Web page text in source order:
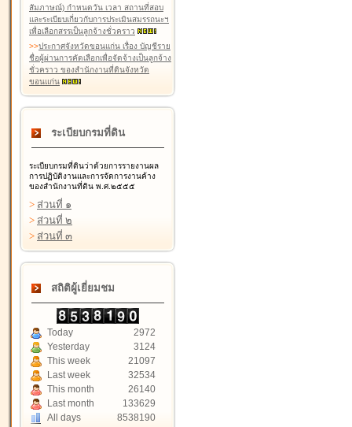
สัมภาษณ์) กำหนดวัน เวลา สถานที่สอบ
และระเบียบเกี่ยวกับการประเมินสมรรถนะฯ
เพื่อเลือกสรรเป็นลูกจ้างชั่วคราว
>>ประกาศจังหวัดขอนแก่น เรื่อง บัญชีราย
ชื่อผู้ผ่านการคัดเลือกเพื่อจัดจ้างเป็นลูกจ้าง
ชั่วคราว ของสำนักงานที่ดินจังหวัด
ขอนแก่น
ระเบียบกรมที่ดิน
ระเบียบกรมที่ดินว่าด้วยการรายงานผล
การปฏิบัติงานและการจัดการงานค้าง
ของสำนักงานที่ดิน พ.ศ.๒๕๕๕
> ส่วนที่ ๑
> ส่วนที่ ๒
> ส่วนที่ ๓
สถิติผู้เยี่ยมชม
Today
2972
Yesterday
3124
This week
21097
Last week
32534
This month
26140
Last month
133629
All days
8538190